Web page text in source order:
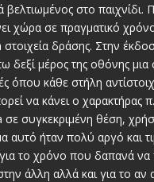
βελτιωμένος στο παιχνίδι.
χώρα σε πραγματικό
στοιχεία δράσης. Στην
δεξί μέρος της οθόνης μια
όπου κάθε στήλη
να κάνει ο χαρακτήρας
σε συγκεκριμένη θέση,
αυτό ήταν πολύ αργό και
το χρόνο που δαπανά να
άλλη αλλά και για το αν